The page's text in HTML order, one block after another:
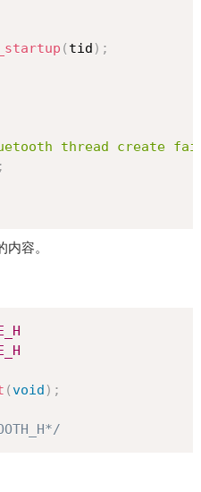
( tid ) ;
thread create
;
容。
(void ) ;